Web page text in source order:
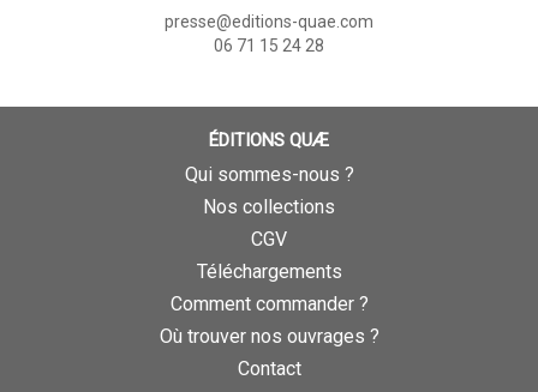
presse@editions-quae.com
06 71 15 24 28
ÉDITIONS QUÆ
Qui sommes-nous ?
Nos collections
CGV
Téléchargements
Comment commander ?
Où trouver nos ouvrages ?
Contact